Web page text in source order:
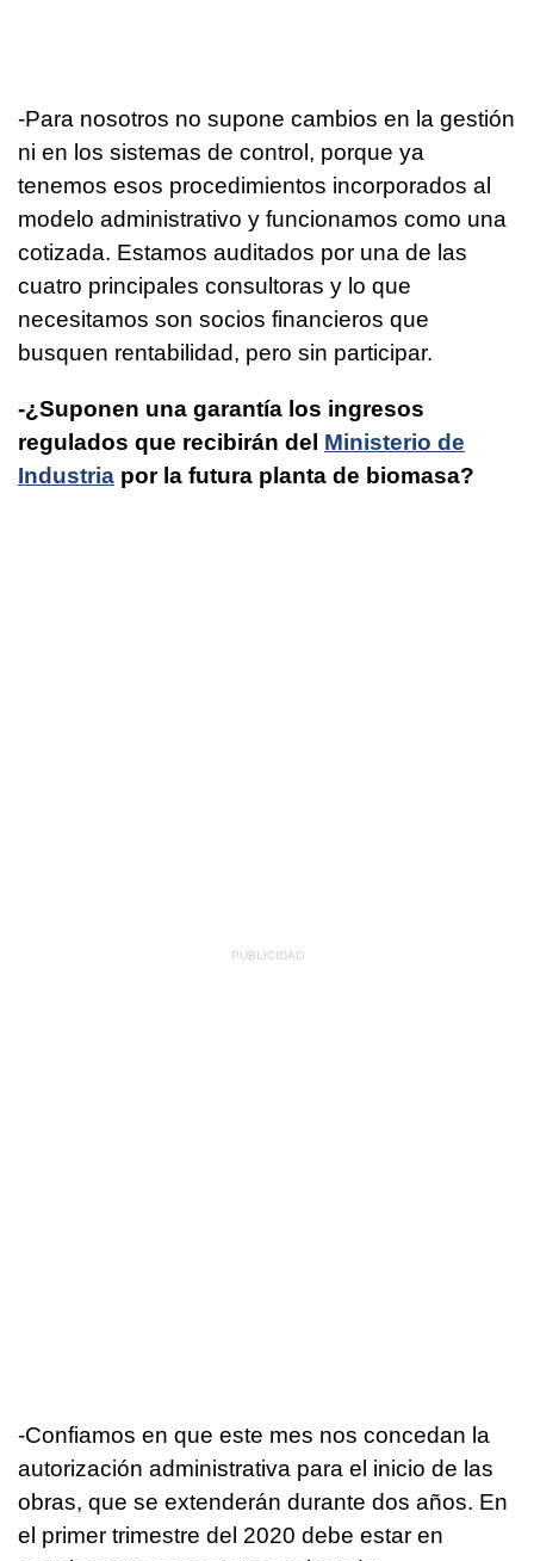
-Para nosotros no supone cambios en la gestión
ni en los sistemas de control, porque ya
tenemos esos procedimientos incorporados al
modelo administrativo y funcionamos como una
cotizada. Estamos auditados por una de las
cuatro principales consultoras y lo que
necesitamos son socios financieros que
busquen rentabilidad, pero sin participar.
-¿Suponen una garantía los ingresos
regulados que recibirán del Ministerio de
Industria por la futura planta de biomasa?
-Confiamos en que este mes nos concedan la
autorización administrativa para el inicio de las
obras, que se extenderán durante dos años. En
el primer trimestre del 2020 debe estar en